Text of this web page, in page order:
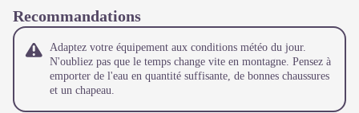
Recommandations
Adaptez votre équipement aux conditions météo du jour.
N'oubliez pas que le temps change vite en montagne. Pensez à
emporter de l'eau en quantité suffisante, de bonnes chaussures
et un chapeau.